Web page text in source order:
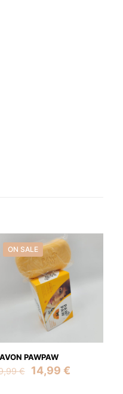
ON SALE
PAWPAW
€
Original
14,99 €Current